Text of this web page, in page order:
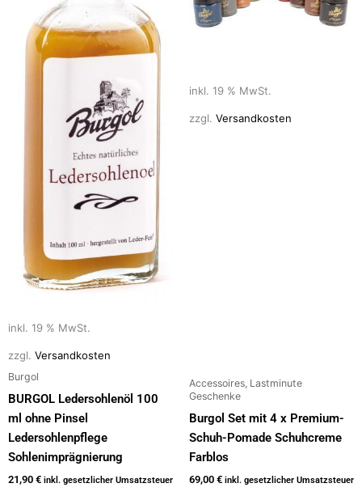
inkl. 19 % MwSt.
zzgl. Versandkosten
Burgol
BURGOL Ledersohlenöl 100
ml ohne Pinsel
Ledersohlenpflege
Sohlenimprägnierung
21,90 € inkl. gesetzlicher Umsatzsteuer
inkl. 19 % MwSt.
zzgl. Versandkosten
Accessoires, Lastminute
Geschenke
Burgol Set mit 4 x Premium-
Schuh-Pomade Schuhcreme
Farblos
69,00 € inkl. gesetzlicher Umsatzsteuer